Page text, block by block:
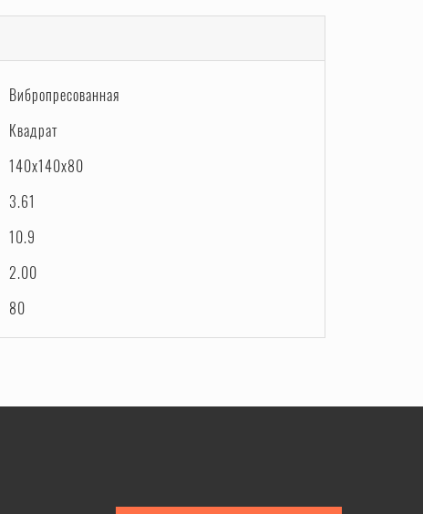
Вибропресованная
Квадрат
140x140x80
3.61
10.9
2.00
80